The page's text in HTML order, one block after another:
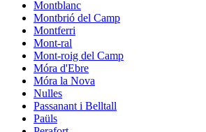
Montblanc
Montbrió del Camp
Montferri
Mont-ral
Mont-roig del Camp
Móra d'Ebre
Móra la Nova
Nulles
Passanant i Belltall
Paüls